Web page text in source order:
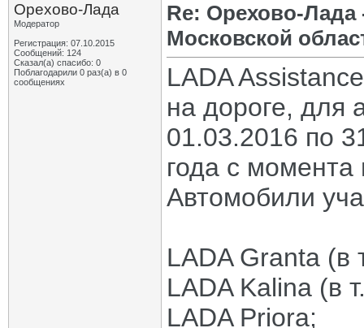
Орехово-Лада
Модератор
Регистрация: 07.10.2015
Сообщений: 124
Сказал(а) спасибо: 0
Поблагодарили 0 раз(а) в 0
сообщениях
Re: Орехово-
Московской
LADA
на дороге, для
01.03.2016 по
года с момента
Автомобили
LADA Granta (в
LADA Kalina (в
LADA Priora;